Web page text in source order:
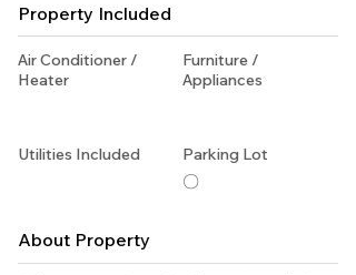
Property Included
Air Conditioner /
Heater
Furniture /
Appliances
Utilities Included Parking Lot
〇
About Property